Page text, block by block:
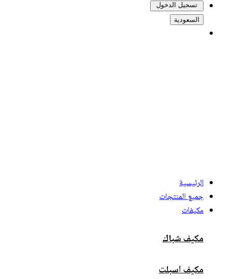
تسجيل الدخول
السعودية
الرئيسية
جميع المنتجات
مكيفات
مكيف شباك
مكيف اسبلت